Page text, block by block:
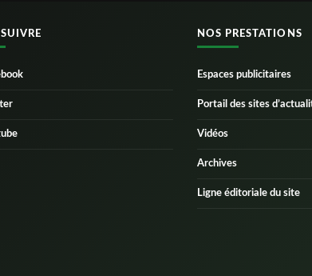
NOS PRESTATIONS
Espaces publicitaires
Portail des sites
Vidéos
Archives
Ligne éditoriale du site